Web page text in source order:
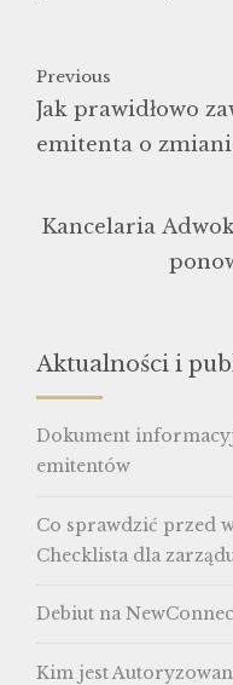
Previous
Jak prawidłowo
emitenta o
Kancelaria
Aktualności i
Dokument
emitentów
Co sprawdzić przed
Checklista dla
Debiut na
Kim jest